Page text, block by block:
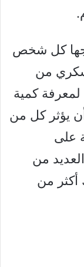
كل شخص
من
لمعرفة كمية
أن يؤثر كل من
على
من
أكثر من